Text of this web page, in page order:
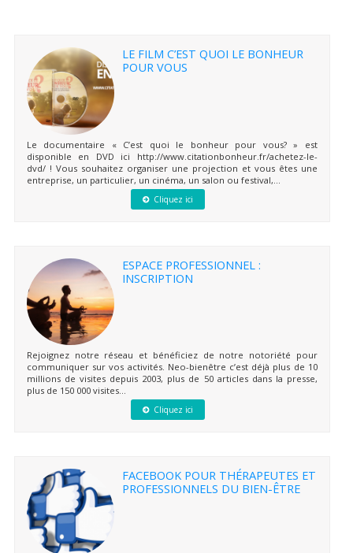
LE FILM C’EST QUOI LE BONHEUR
POUR VOUS
Le documentaire « C’est quoi le bonheur pour vous? » est
disponible en DVD ici http://www.citationbonheur.fr/achetez-le-
dvd/ ! Vous souhaitez organiser une projection et vous êtes une
entreprise, un particulier, un cinéma, un salon ou festival,...
Cliquez ici
ESPACE PROFESSIONNEL :
INSCRIPTION
Rejoignez notre réseau et bénéficiez de notre notoriété pour
communiquer sur vos activités. Neo-bienêtre c’est déjà plus de 10
millions de visites depuis 2003, plus de 50 articles dans la presse,
plus de 150 000 visites...
Cliquez ici
FACEBOOK POUR THÉRAPEUTES ET
PROFESSIONNELS DU BIEN-ÊTRE